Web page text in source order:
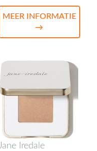
MEER INFORMATIE
→
Jane Iredale